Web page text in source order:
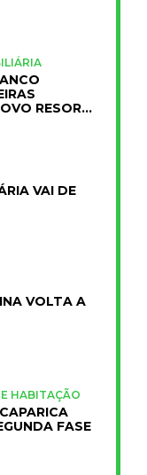
RESORT
VAI DE
VOLTA A
HABITAÇÃO
FASE